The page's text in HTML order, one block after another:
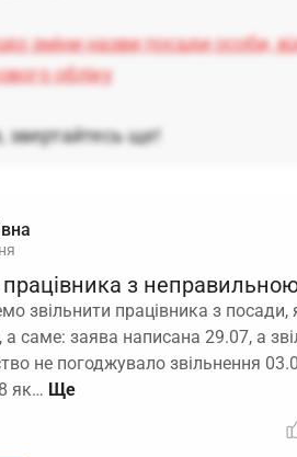
зміни назви посади особи,
обліку
звертайтесь ще!
з
звільнити працівника з посади,
а саме: заява написана 29.07, а
не погоджувало звільнення
як…